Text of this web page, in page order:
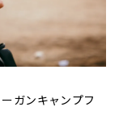
ガンキャンプフ